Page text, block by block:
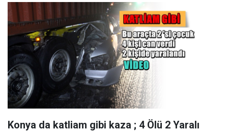
Konya da katliam gibi kaza ; 4 Ölü 2 Yaralı